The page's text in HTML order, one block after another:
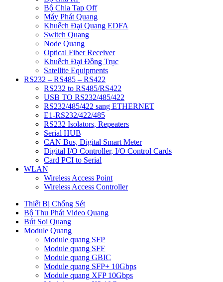
Bộ Chia Tap Off
Máy Phát Quang
Khuếch Đại Quang EDFA
Switch Quang
Node Quang
Optical Fiber Receiver
Khuếch Đại Đồng Trục
Satellite Equipments
RS232 – RS485 – RS422
RS232 to RS485/RS422
USB TO RS232/485/422
RS232/485/422 sang ETHERNET
E1-RS232/422/485
RS232 Isolators, Repeaters
Serial HUB
CAN Bus, Digital Smart Meter
Digital I/O Controller, I/O Control Cards
Card PCI to Serial
WLAN
Wireless Access Point
Wireless Access Controller
Thiết Bị Chống Sét
Bộ Thu Phát Video Quang
Bút Soi Quang
Module Quang
Module quang SFP
Module quang SFF
Module quang GBIC
Module quang SFP+ 10Gbps
Module quang XFP 10Gbps